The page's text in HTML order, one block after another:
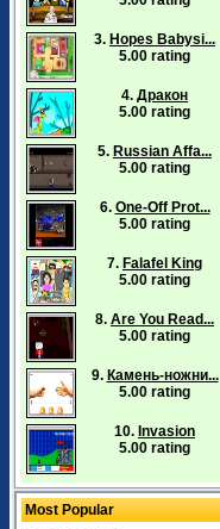
3. Hopes Babysi...
5.00 rating
4. Дракон
5.00 rating
5. Russian Affa...
5.00 rating
6. One-Off Prot...
5.00 rating
7. Falafel King
5.00 rating
8. Are You Read...
5.00 rating
9. Камень-ножни...
5.00 rating
10. Invasion
5.00 rating
Most Popular